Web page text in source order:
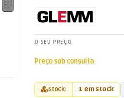
O SEU PREÇO
Preço sob consulta
Stock: 1 em stock